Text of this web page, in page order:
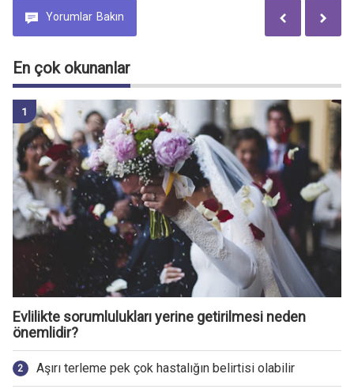
Yorumlar Bakın
En çok okunanlar
Evlilikte sorumlulukları yerine getirilmesi neden
önemlidir?
Aşırı terleme pek çok hastalığın belirtisi olabilir